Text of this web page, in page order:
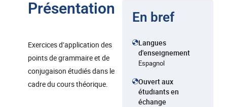
Présentation
Exercices d’application des
points de grammaire et de
conjugaison étudiés dans le
cadre du cours théorique.
En bref
Langues
d'enseignement
Espagnol
Ouvert aux
étudiants en
échange